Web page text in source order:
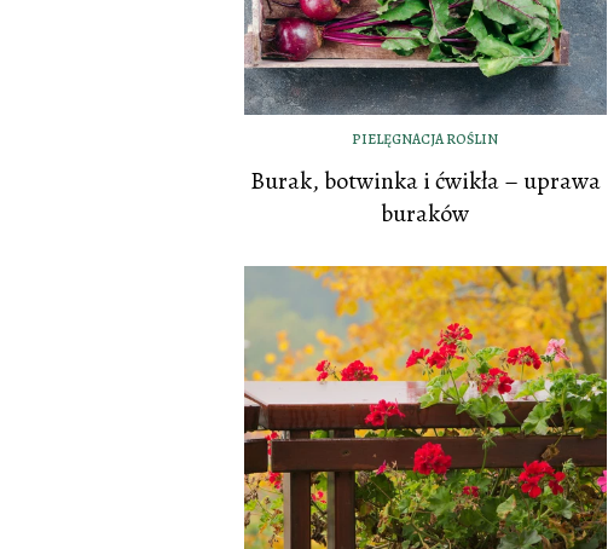
PIELĘGNACJA ROŚLIN
Burak, botwinka i ćwikła – uprawa
buraków